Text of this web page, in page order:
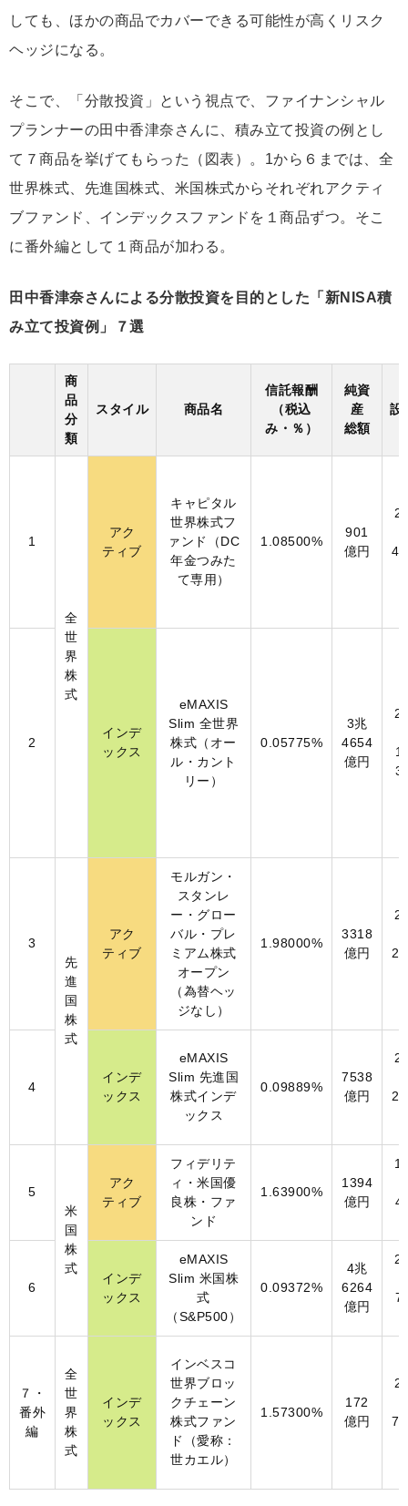
しても、ほかの商品でカバーできる可能性が高くリスク
ヘッジになる。
そこで、「分散投資」という視点で、ファイナンシャル
プランナーの田中香津奈さんに、積み立て投資の例とし
て７商品を挙げてもらった（図表）。1から６までは、全
世界株式、先進国株式、米国株式からそれぞれアクティ
ブファンド、インデックスファンドを１商品ずつ。そこ
に番外編として１商品が加わる。
田中香津奈さんによる分散投資を目的とした「新NISA積
み立て投資例」７選
商
品
分
類
スタイル 商品名
信託報酬
（税込
み・％）
純資
産
総額
設
1
全
世
界
株
式
アク
ティブ
キャピタル
世界株式フ
ァンド（DC
年金つみた
て専用）
1.08500%
901
億円
4
2
インデ
ックス
eMAXIS
Slim 全世界
株式（オー
ル・カント
リー）
0.05775%
3兆
4654
億円
3
先
進
国
株
式
アク
ティブ
モルガン・
スタンレ
ー・グロー
バル・プレ
ミアム株式
オープン
（為替ヘッ
ジなし）
1.98000%
3318
億円
2
4
インデ
ックス
eMAXIS
Slim 先進国
株式インデ
ックス
0.09889%
7538
億円
2
5
米
国
株
式
アク
ティブ
フィデリテ
ィ・米国優
良株・ファ
ンド
1.63900%
1394
億円
4
6
インデ
ックス
eMAXIS
Slim 米国株
式
（S&P500）
0.09372%
4兆
6264
億円
7
７・
番外
編
全
世
界
株
式
インデ
ックス
インベスコ
世界ブロッ
クチェーン
株式ファン
ド（愛称：
世カエル）
1.57300%
172
億円
7